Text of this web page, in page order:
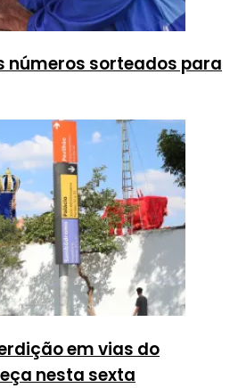
números sorteados para
em vias do
nesta sexta